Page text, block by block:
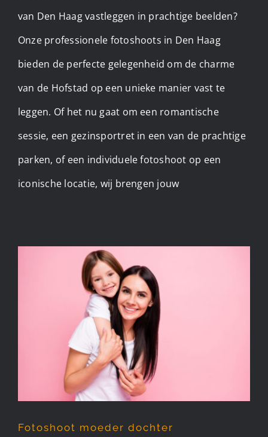
van Den Haag vastleggen in prachtige beelden?
Onze professionele fotoshoots in Den Haag
bieden de perfecte gelegenheid om de charme
van de Hofstad op een unieke manier vast te
leggen. Of het nu gaat om een romantische
sessie, een gezinsportret in een van de prachtige
parken, of een individuele fotoshoot op een
iconische locatie, wij brengen jouw
Fotoshoot moeder dochter
Fotoshoot moeder dochter